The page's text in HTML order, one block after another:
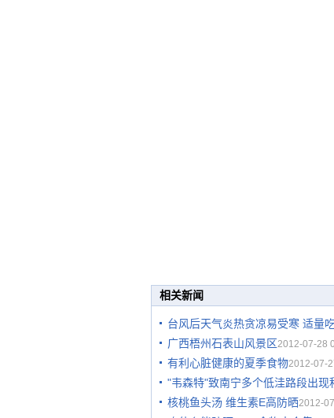
相关新闻
台风后天气炎热贪凉易受寒 适量
广西梧州石表山风景区2012-07-28
有利心脏健康的夏季食物2012-07-
"韦森特"致南宁多个低洼路段出现
核桃鱼头汤 维生素E高防晒2012-